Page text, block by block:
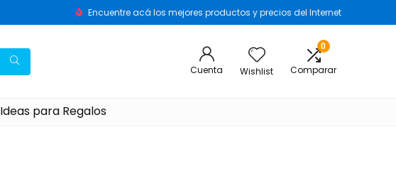
Encuentre acá los mejores productos y precios del Internet
Cuenta Wishlist
0
Comparar
Ideas para Regalos